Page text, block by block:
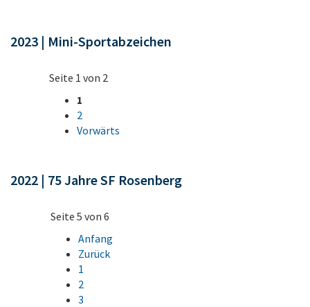
2023 | Mini-Sportabzeichen
Seite 1 von 2
1
2
Vorwärts
2022 | 75 Jahre SF Rosenberg
Seite 5 von 6
Anfang
Zurück
1
2
3